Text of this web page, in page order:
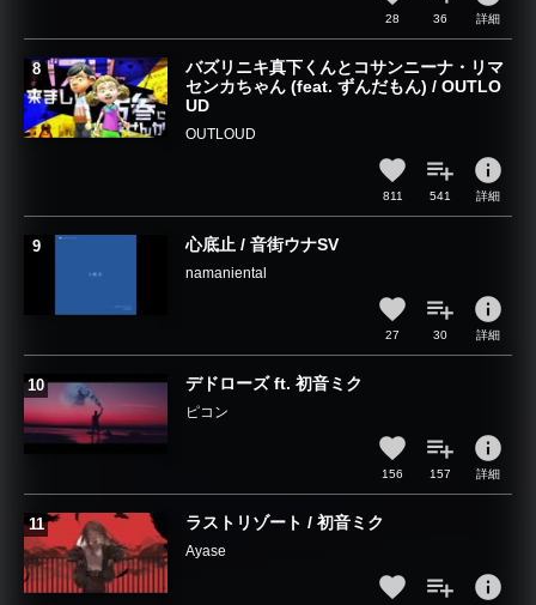
28 36 詳細
バズリニキ真下くんとコサンニーナ・リマ
センカちゃん (feat. ずんだもん) / OUTLO
UD
OUTLOUD
811 541
info
詳細
心底止 / 音街ウナSV
namaniental
27 30
info
詳細
デドローズ ft. 初音ミク
ピコン
156 157
info
詳細
ラストリゾート / 初音ミク
Ayase
info